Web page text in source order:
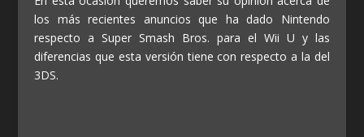
los más recientes anuncios que ha dado Nintendo
respecto a Super Smash Bros. para el Wii U y las
diferencias que esta versión tiene con respecto a la del
3DS.